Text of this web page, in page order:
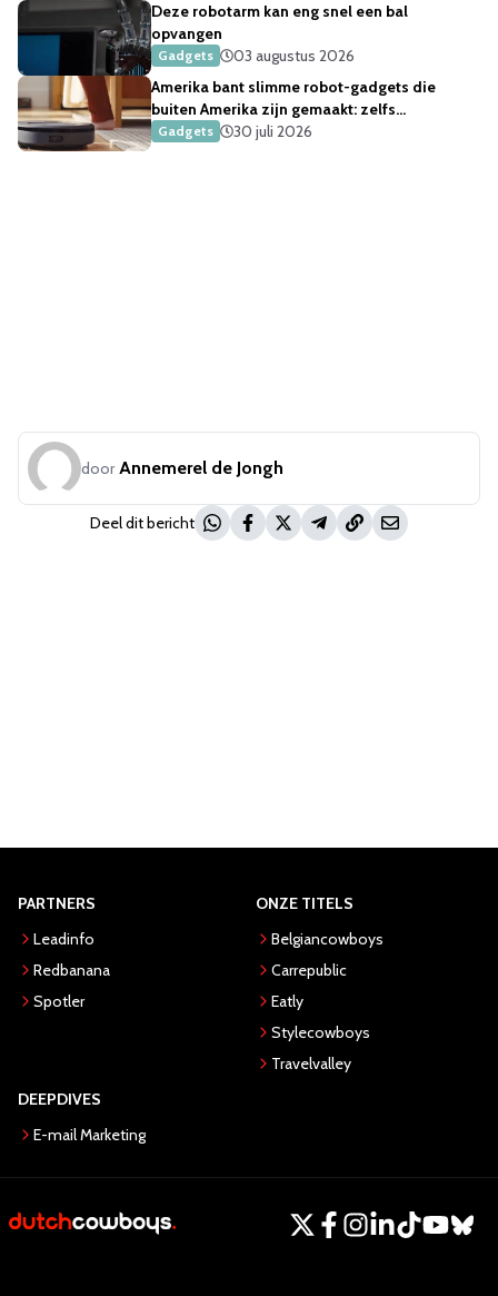
Deze robotarm kan eng snel een bal
opvangen
Gadgets
03 augustus 2026
Amerika bant slimme robot-gadgets die
buiten Amerika zijn gemaakt: zelfs
robotstofzuigers
Gadgets 30 juli 2026
door Annemerel de Jongh
Deel dit bericht
PARTNERS
Leadinfo
Redbanana
Spotler
ONZE TITELS
Belgiancowboys
Carrepublic
Eatly
Stylecowboys
Travelvalley
DEEPDIVES
E-mail Marketing